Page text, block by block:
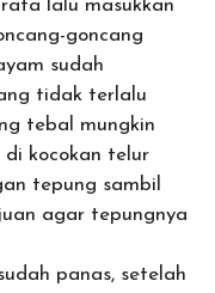
lalu masukkan
goncang
sudah
tidak terlalu
tebal mungkin
di kocokan telur
tepung sambil
agar tepungnya
panas, setelah